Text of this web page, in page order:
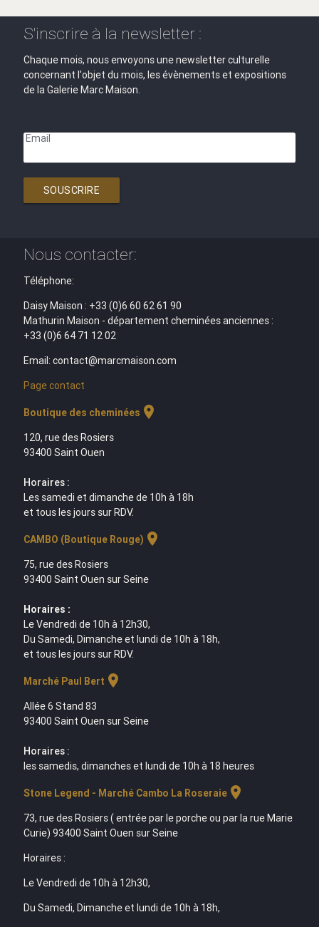
S'inscrire à la newsletter :
Chaque mois, nous envoyons une newsletter culturelle
concernant l'objet du mois, les évènements et expositions
de la Galerie Marc Maison.
Email
SOUSCRIRE
Nous contacter:
Téléphone:
Daisy Maison : +33 (0)6 60 62 61 90
Mathurin Maison - département cheminées anciennes :
+33 (0)6 64 71 12 02
Email: contact@marcmaison.com
Page contact
Boutique des cheminées location_on
120, rue des Rosiers
93400 Saint Ouen
Horaires :
Les samedi et dimanche de 10h à 18h
et tous les jours sur RDV.
CAMBO (Boutique Rouge) location_on
75, rue des Rosiers
93400 Saint Ouen sur Seine
Horaires :
Le Vendredi de 10h à 12h30,
Du Samedi, Dimanche et lundi de 10h à 18h,
et tous les jours sur RDV.
Marché Paul Bert location_on
Allée 6 Stand 83
93400 Saint Ouen sur Seine
Horaires :
les samedis, dimanches et lundi de 10h à 18 heures
Stone Legend - Marché Cambo La Roseraielocation_on
73, rue des Rosiers ( entrée par le porche ou par la rue Marie
Curie) 93400 Saint Ouen sur Seine
Horaires :
Le Vendredi de 10h à 12h30,
Du Samedi, Dimanche et lundi de 10h à 18h,